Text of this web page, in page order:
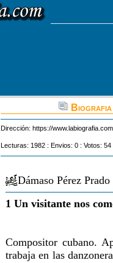
Biografia
Dirección: https://
Lecturas: 1982 : Envios: 0 : Votos:
Dámaso Pérez
1 Un visitante nos
Compositor cubano.
trabaja en las